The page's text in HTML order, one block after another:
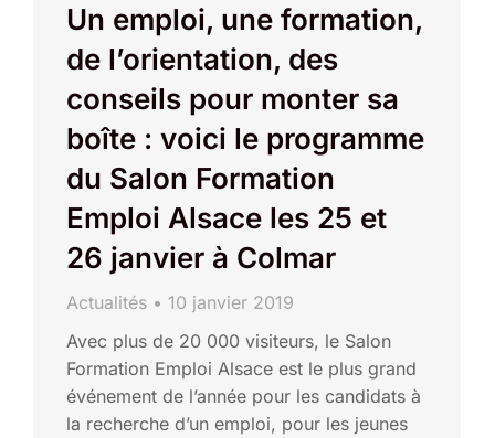
Un emploi, une formation,
de l’orientation, des
conseils pour monter sa
boîte : voici le programme
du Salon Formation
Emploi Alsace les 25 et
26 janvier à Colmar
Actualités
10 janvier 2019
Avec plus de 20 000 visiteurs, le Salon
Formation Emploi Alsace est le plus grand
événement de l’année pour les candidats à
la recherche d’un emploi, pour les jeunes